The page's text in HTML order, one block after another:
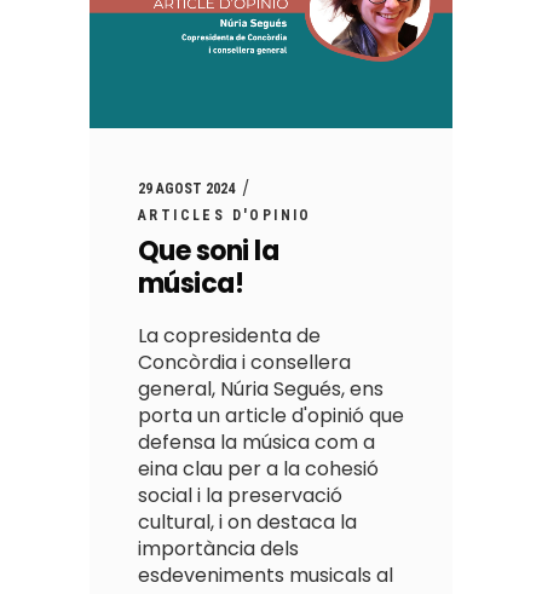
29 AGOST 2024
ARTICLES D'OPINIO
Que soni la
música!
La copresidenta de
Concòrdia i consellera
general, Núria Segués, ens
porta un article d'opinió que
defensa la música com a
eina clau per a la cohesió
social i la preservació
cultural, i on destaca la
importància dels
esdeveniments musicals al